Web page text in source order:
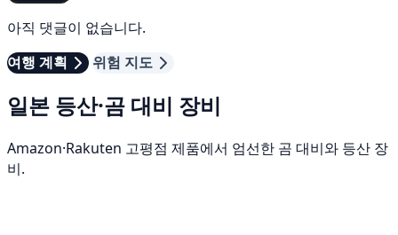
아직 댓글이 없습니다.
여행 계획
위험 지도
일본 등산·곰 대비 장비
Amazon·Rakuten 고평점 제품에서 엄선한 곰 대비와 등산 장
비.